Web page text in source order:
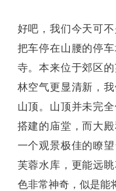
好吧，我们今天可
把车停在山腰的停
寺。本来位于郊区
林空气更显清新，
山顶。山顶并未完
搭建的庙堂，而大
一个观景极佳的瞭
芙蓉水库，更能远
色非常神奇，似是能